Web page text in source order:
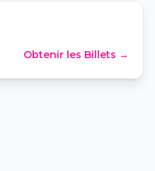
Obtenir les Billets →